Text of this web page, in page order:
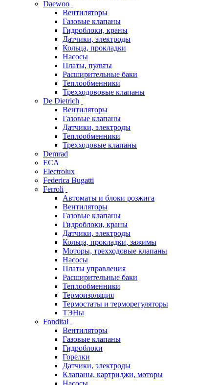
Daewoo
Вентиляторы
Газовые клапаны
Гидроблоки, краны
Датчики, электроды
Кольца, прокладки
Насосы
Платы, пульты
Расширительные баки
Теплообменники
Трехходововые клапаны
De Dietrich
Вентиляторы
Газовые клапаны
Датчики, электроды
Теплообменники
Трехходовые клапаны
Demrad
ECA
Electrolux
Federica Bugatti
Ferroli
Автоматы и блоки розжига
Вентиляторы
Газовые клапаны
Гидроблоки, краны
Датчики, электроды
Кольца, прокладки, зажимы
Моторы, трехходовые клапаны
Насосы
Платы управления
Расширительные баки
Теплообменники
Термоизоляция
Термостаты и терморегуляторы
ТЭНы
Fondital
Вентиляторы
Газовые клапаны
Гидроблоки
Горелки
Датчики, электроды
Клапаны, картриджи, моторы